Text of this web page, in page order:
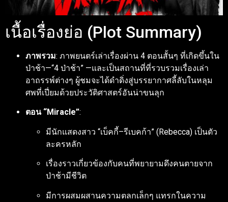
เนื้อเรื่องย่อ (Plot Summary)
ภาพรวม: ภาพยนตร์เล่าเรื่องผ่าน 4 ตอนสั้นๆ ที่เกิดขึ้นใน
ป่าช้า—“4 ป่าช้า” —และเป็นสถานที่ที่รวบรวมเรื่องเล่า
อาถรรพ์ต่างๆ ผู้ชมจะได้ดำดิ่งสู่บรรยากาศลี้ลับในหลุม
ศพที่เปี่ยมด้วยประวัติศาสตร์อันน่าขนลุก
ตอน “Miracle”:
มีนักแสดงสาว “เบ็คกี้–รีเบคก้า” (Rebecca) เป็นตัว
ละครหลัก
เรื่องราวเกี่ยวข้องกับคนที่พยายามดึงคนตายจาก
ป่าช้ามีชีวิต
มีการผสมผสานความตลกเล็กๆ แทรกในความ